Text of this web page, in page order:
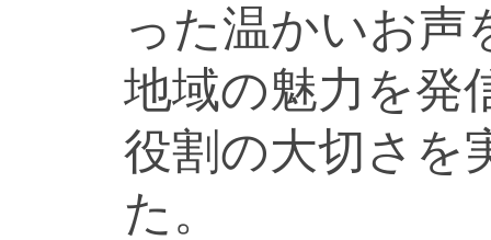
った温かいお声
地域の魅力を発
役割の大切さを
た。